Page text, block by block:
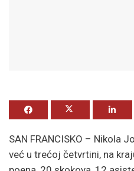
SAN FRANCISKO – Nikola
već u trećoj četvrtini, na